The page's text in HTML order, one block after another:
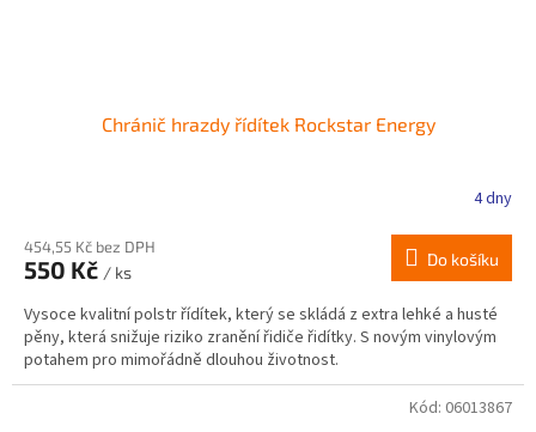
Chránič hrazdy řídítek Rockstar Energy
4 dny
454,55 Kč bez DPH
550 Kč / ks
Do košíku
Vysoce kvalitní polstr řídítek, který se skládá z extra lehké a husté
pěny, která snižuje riziko zranění řidiče řidítky. S novým vinylovým
potahem pro mimořádně dlouhou životnost.
Kód: 06013867